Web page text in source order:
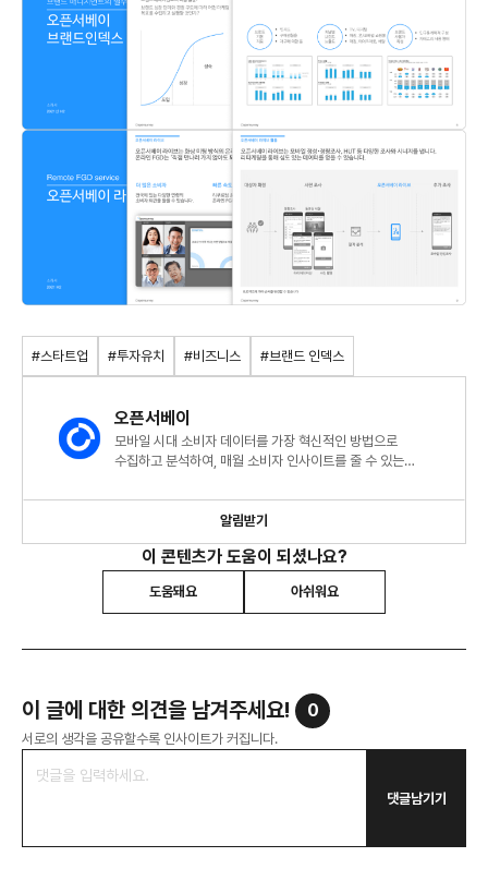
#스타트업 #투자유치 #비즈니스 #브랜드 인덱스
오픈서베이
모바일 시대 소비자 데이터를 가장 혁신적인 방법으로
수집하고 분석하여, 매월 소비자 인사이트를 줄 수 있는
알림받기
이 콘텐츠가 도움이 되셨나요?
도움돼요 아쉬워요
이 글에 대한 의견을 남겨주세요! 0
서로의 생각을 공유할수록 인사이트가 커집니다.
댓글남기기